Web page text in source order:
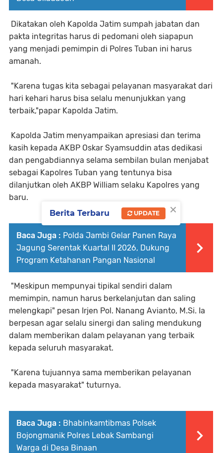
Dikatakan oleh Kapolda Jatim sumpah jabatan dan
pakta integritas harus di pedomani oleh siapapun
yang menjadi pemimpin di Polres Tuban ini harus
amanah.
"Karena tugas kita sebagai pelayanan masyarakat dari
hari kehari harus bisa selalu menunjukkan yang
terbaik,"papar Kapolda Jatim.
Kapolda Jatim menyampaikan apresiasi dan terima
kasih kepada AKBP Oskar Syamsuddin atas dedikasi
dan pengabdiannya selama sembilan bulan menjabat
sebagai Kapolres Tuban yang tentunya bisa
dilanjutkan oleh AKBP William selaku Kapolres yang
baru.
Baca Juga : Polda Jambi Gelar Panen Raya
Jagung Serentak Kuartal II 2026, Dukung
Program Ketahanan Pangan Nasional
"Meskipun mempunyai tipikal sendiri dalam
memimpin, namun harus berkelanjutan dan saling
melengkapi" pesan Irjen Pol. Nanang Avianto, M.Si. Ia
berpesan agar selalu sinergi dan saling mendukung
dalam memberikan dalam pelayanan yang terbaik
kepada seluruh masyarakat.
"Karena tujuannya sama memberikan pelayanan
kepada masyarakat" tuturnya.
Baca Juga : Bhabinkamtibmas Polsek
Bojongmanik Polres Lebak Sambangi
Warga di Desa Binaan
×
Berita Terbaru UPDATE